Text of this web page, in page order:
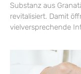
Substanz aus
revitalisiert. Damit
vielversprechende